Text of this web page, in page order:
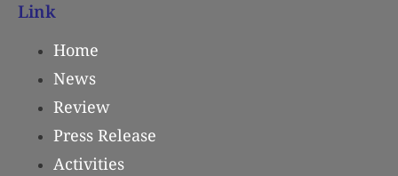
Link
Home
News
Review
Press Release
Activities